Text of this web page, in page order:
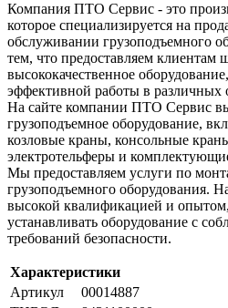
Компания ПТО Сервис - это
которое специализируется на
обслуживании грузоподъемного
тем, что предоставляем клиентам
высококачественное
эффективной работы в различных
На сайте компании ПТО Сервис вы
грузоподъемное оборудование,
козловые краны, консольные
электротельферы и
Мы предоставляем услуги по
грузоподъемного оборудования.
высокой квалификацией и
устанавливать оборудование с
требований безопасности.
Характеристики
Артикул
00014887